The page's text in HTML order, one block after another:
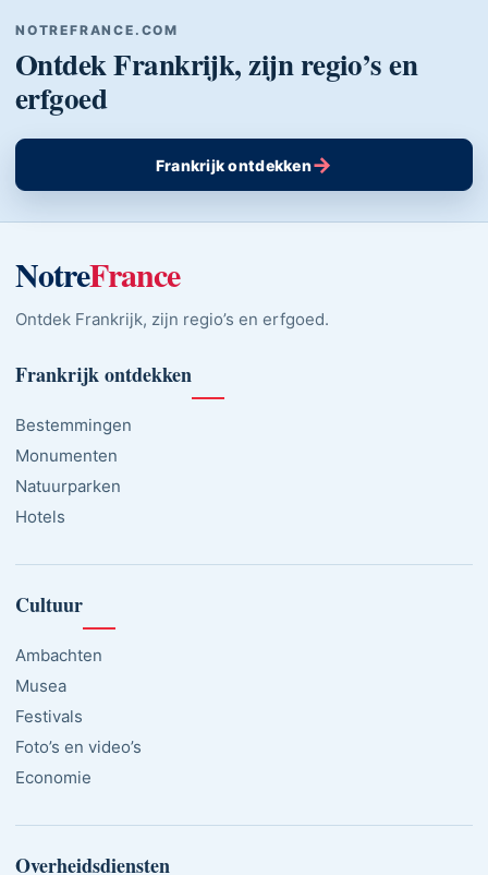
NOTREFRANCE.COM
Ontdek Frankrijk, zijn regio’s en
erfgoed
Frankrijk ontdekken→
NotreFrance
Ontdek Frankrijk, zijn regio’s en erfgoed.
Frankrijk ontdekken
Bestemmingen
Monumenten
Natuurparken
Hotels
Cultuur
Ambachten
Musea
Festivals
Foto’s en video’s
Economie
Overheidsdiensten